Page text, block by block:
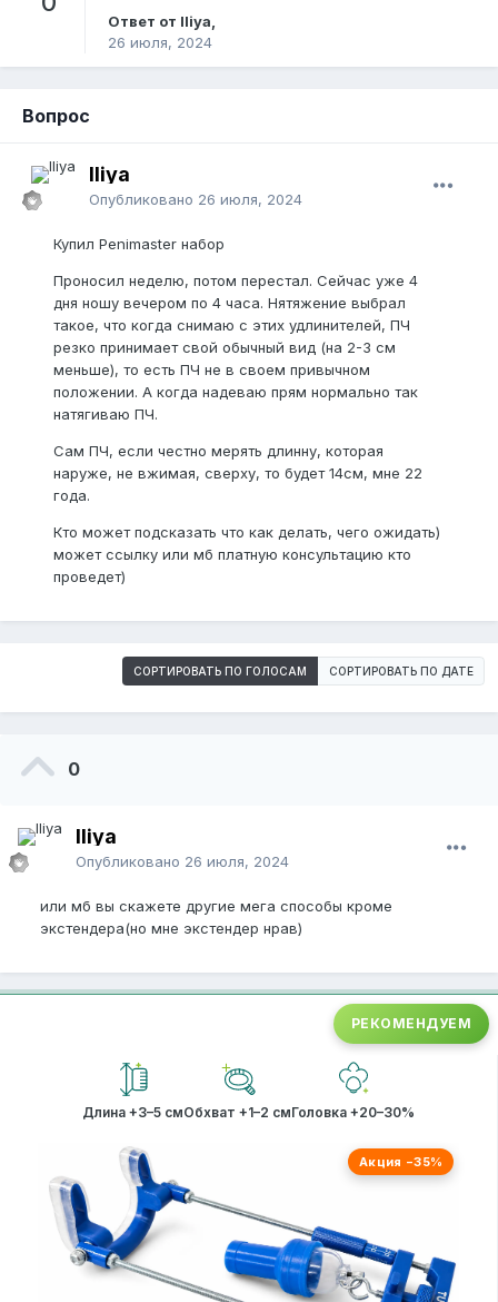
Ответ от Iliya,
26 июля, 2024
Вопрос
Iliya
Опубликовано 26 июля, 2024
Купил Penimaster набор
Проносил неделю, потом перестал. Сейчас уже 4
дня ношу вечером по 4 часа. Нятяжение выбрал
такое, что когда снимаю с этих удлинителей, ПЧ
резко принимает свой обычный вид (на 2-3 см
меньше), то есть ПЧ не в своем привычном
положении. А когда надеваю прям нормально так
натягиваю ПЧ.
Сам ПЧ, если честно мерять длинну, которая
наруже, не вжимая, сверху, то будет 14см, мне 22
года.
Кто может подсказать что как делать, чего ожидать)
может ссылку или мб платную консультацию кто
проведет)
СОРТИРОВАТЬ ПО ГОЛОСАМ СОРТИРОВАТЬ ПО ДАТЕ
0
Iliya
Опубликовано 26 июля, 2024
или мб вы скажете другие мега способы кроме
экстендера(но мне экстендер нрав)
РЕКОМЕНДУЕМ
Длина +3–5 смОбхват +1–2 смГоловка +20–30%
Акция −35%